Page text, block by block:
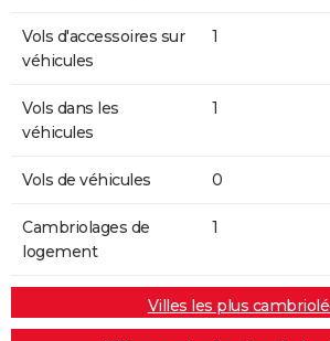
Vols d'accessoires sur
véhicules
1
Vols dans les
véhicules
1
Vols de véhicules 0
Cambriolages de
logement
1
Villes les plus